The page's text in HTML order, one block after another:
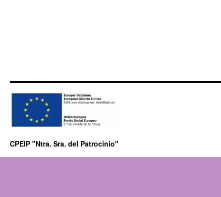
CPEIP "Ntra. Sra. del Patrocinio"